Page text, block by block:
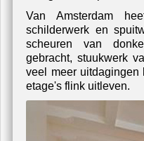
Van Amsterdam
schilderwerk en
scheuren van
gebracht, stuukwerk
veel meer
etage's flink uitleven.